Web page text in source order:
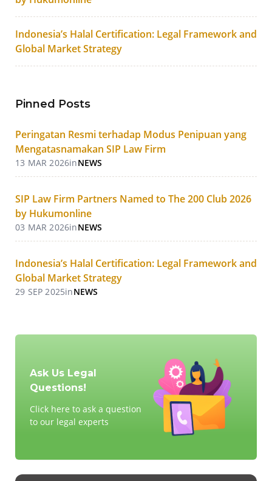
Indonesia’s Halal Certification: Legal Framework and
Global Market Strategy
Pinned Posts
Peringatan Resmi terhadap Modus Penipuan yang
Mengatasnamakan SIP Law Firm
13 MAR 2026inNEWS
SIP Law Firm Partners Named to The 200 Club 2026
by Hukumonline
03 MAR 2026inNEWS
Indonesia’s Halal Certification: Legal Framework and
Global Market Strategy
29 SEP 2025inNEWS
Ask Us Legal
Questions!
Click here to ask a question
to our legal experts